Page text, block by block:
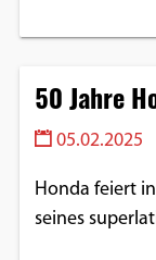
50 Jahre
05.02.2025
Honda feiert
seines